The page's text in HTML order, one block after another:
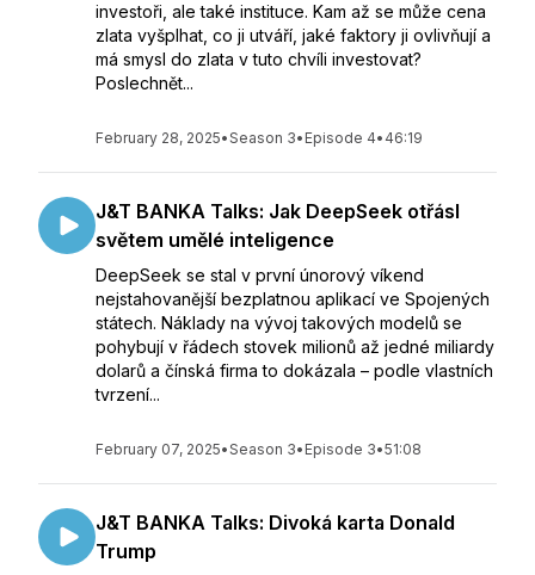
investoři, ale také instituce. Kam až se může cena
zlata vyšplhat, co ji utváří, jaké faktory ji ovlivňují a
má smysl do zlata v tuto chvíli investovat?
Poslechnět...
February 28, 2025•Season 3• Episode 4• 46:19
J&T BANKA Talks: Jak DeepSeek otřásl
světem umělé inteligence
DeepSeek se stal v první únorový víkend
nejstahovanější bezplatnou aplikací ve Spojených
státech. Náklady na vývoj takových modelů se
pohybují v řádech stovek milionů až jedné miliardy
dolarů a čínská firma to dokázala – podle vlastních
tvrzení...
February 07, 2025•Season 3• Episode 3•51:08
J&T BANKA Talks: Divoká karta Donald
Trump